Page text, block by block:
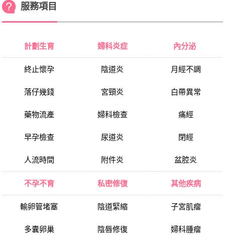
服務項目
計劃生育
終止懷孕
落仔幾錢
藥物流產
早孕檢查
人流時間
婦科炎症
陰道炎
宮頸炎
婦科檢查
尿道炎
附件炎
內分泌
月經不調
白帶異常
痛經
閉經
盆腔炎
不孕不育
輸卵管堵塞
多囊卵巢
私密修復
陰道緊縮
陰唇修復
其他疾病
子宮肌瘤
婦科腫瘤